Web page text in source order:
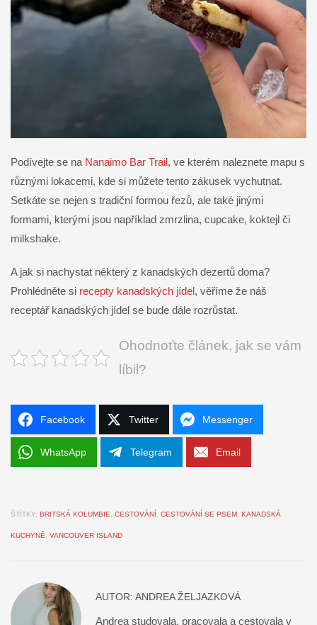
Podívejte se na Nanaimo Bar Trail, ve kterém naleznete mapu s
různými lokacemi, kde si můžete tento zákusek vychutnat.
Setkáte se nejen s tradiční formou řezů, ale také jinými
formami, kterými jsou například zmrzlina, cupcake, koktejl či
milkshake.
A jak si nachystat některý z kanadských dezertů doma?
Prohlédněte si recepty kanadských jídel, věříme že náš
receptář kanadských jídel se bude dále rozrůstat.
Ohodnoťte článek, jak se vám
líbil?
Facebook Twitter Messenger
WhatsApp Telegram Email
ŠTÍTKY: BRITSKÁ KOLUMBIE CESTOVÁNÍ CESTOVÁNÍ SE PSEM KANADSKÁ
KUCHYNĚ VANCOUVER ISLAND
AUTOR: ANDREA ŽELJAZKOVÁ
Andrea studovala, pracovala a cestovala v